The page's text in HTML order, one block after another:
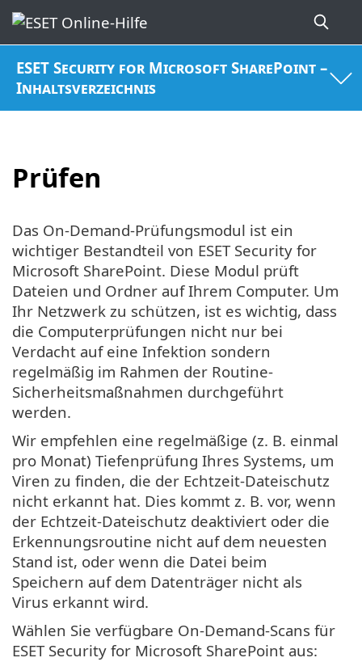
ESET Security for Microsoft SharePoint –
Inhaltsverzeichnis
Prüfen
Das On-Demand-Prüfungsmodul ist ein
wichtiger Bestandteil von ESET Security for
Microsoft SharePoint. Diese Modul prüft
Dateien und Ordner auf Ihrem Computer. Um
Ihr Netzwerk zu schützen, ist es wichtig, dass
die Computerprüfungen nicht nur bei
Verdacht auf eine Infektion sondern
regelmäßig im Rahmen der Routine-
Sicherheitsmaßnahmen durchgeführt
werden.
Wir empfehlen eine regelmäßige (z. B. einmal
pro Monat) Tiefenprüfung Ihres Systems, um
Viren zu finden, die der Echtzeit-Dateischutz
nicht erkannt hat. Dies kommt z. B. vor, wenn
der Echtzeit-Dateischutz deaktiviert oder die
Erkennungsroutine nicht auf dem neuesten
Stand ist, oder wenn die Datei beim
Speichern auf dem Datenträger nicht als
Virus erkannt wird.
Wählen Sie verfügbare On-Demand-Scans für
ESET Security for Microsoft SharePoint aus: